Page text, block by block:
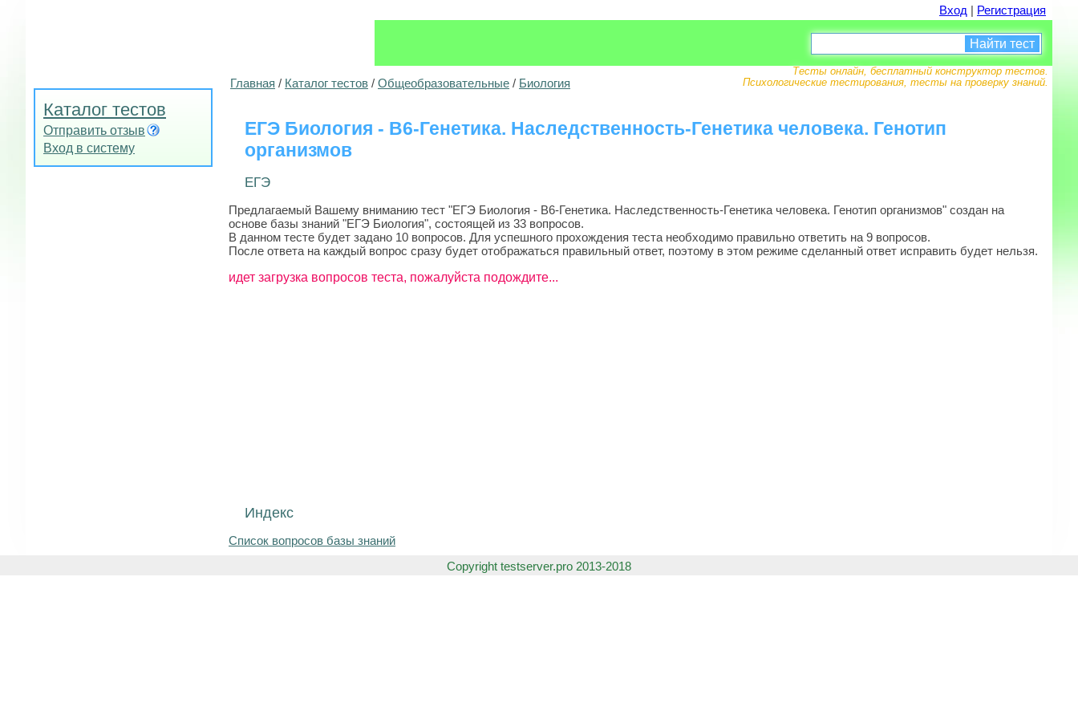
Вход | Регистрация
Тесты онлайн, бесплатный конструктор тестов.
Психологические тестирования, тесты на проверку знаний.
Найти тест
Каталог тестов
Отправить отзыв
Вход в систему
Главная / Каталог тестов / Общеобразовательные / Биология
ЕГЭ Биология - B6-Генетика. Наследственность-Генетика человека. Генотип
организмов
ЕГЭ
Предлагаемый Вашему вниманию тест "ЕГЭ Биология - B6-Генетика. Наследственность-Генетика человека. Генотип организмов" создан на
основе базы знаний "ЕГЭ Биология", состоящей из 33 вопросов.
В данном тесте будет задано 10 вопросов. Для успешного прохождения теста необходимо правильно ответить на 9 вопросов.
После ответа на каждый вопрос сразу будет отображаться правильный ответ, поэтому в этом режиме сделанный ответ исправить будет нельзя.
идет загрузка вопросов теста, пожалуйста подождите...
Индекс
Список вопросов базы знаний
Copyright testserver.pro 2013-2018